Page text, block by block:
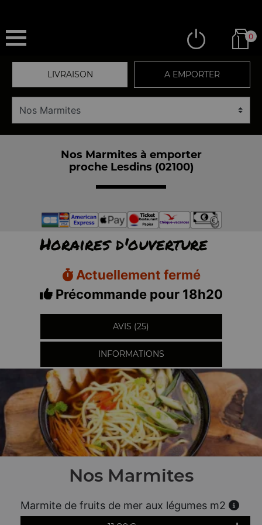
0
LIVRAISON A EMPORTER
Nos Marmites à emporter
proche Lesdins (02100)
Horaires d'ouverture
Actuellement fermé
Précommande pour 18h20
AVIS (25)
INFORMATIONS
Nos Marmites
Marmite de fruits de mer aux légumes m2